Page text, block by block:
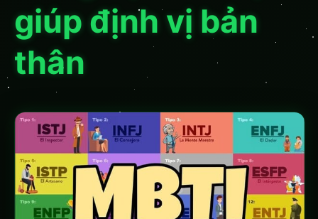
giúp định vị bản
thân